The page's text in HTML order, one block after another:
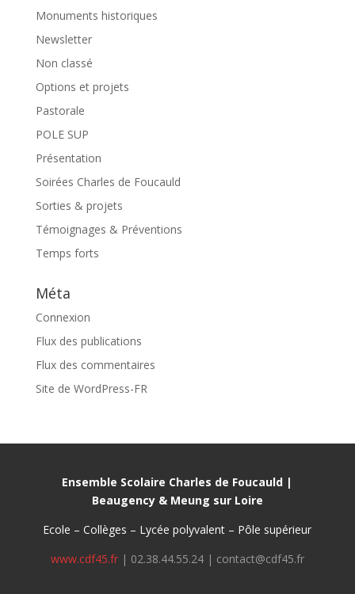
Monuments historiques
Newsletter
Non classé
Options et projets
Pastorale
POLE SUP
Présentation
Soirées Charles de Foucauld
Sorties & projets
Témoignages & Préventions
Temps forts
Méta
Connexion
Flux des publications
Flux des commentaires
Site de WordPress-FR
Ensemble Scolaire Charles de Foucauld |
Beaugency & Meung sur Loire
Ecole – Collèges – Lycée polyvalent – Pôle supérieur
www.cdf45.fr| 02.38.44.55.24 | contact@cdf45.fr